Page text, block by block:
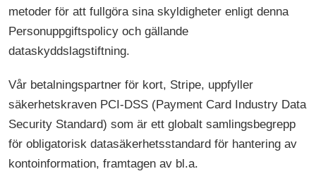
metoder för att fullgöra sina skyldigheter enligt denna
Personuppgiftspolicy och gällande
dataskyddslagstiftning.
Vår betalningspartner för kort, Stripe, uppfyller
säkerhetskraven PCI-DSS (Payment Card Industry Data
Security Standard) som är ett globalt samlingsbegrepp
för obligatorisk datasäkerhetsstandard för hantering av
kontoinformation, framtagen av bl.a.